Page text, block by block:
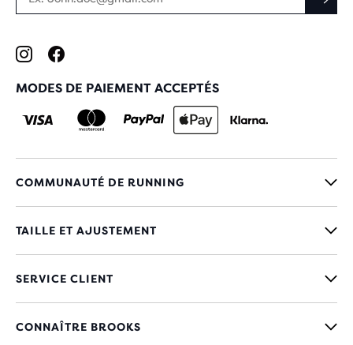
MODES DE PAIEMENT ACCEPTÉS
COMMUNAUTÉ DE RUNNING
TAILLE ET AJUSTEMENT
SERVICE CLIENT
CONNAÎTRE BROOKS